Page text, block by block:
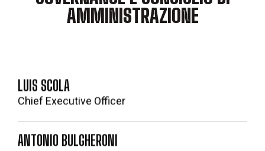
AMMINISTRAZIONE
LUIS SCOLA
Chief Executive Officer
ANTONIO BULGHERONI